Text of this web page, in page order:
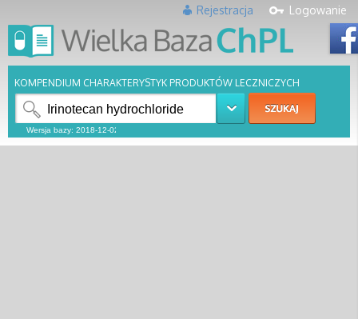
Logowanie
Rejestracja
KOMPENDIUM CHARAKTERYSTYK PRODUKTÓW LECZNICZYCH